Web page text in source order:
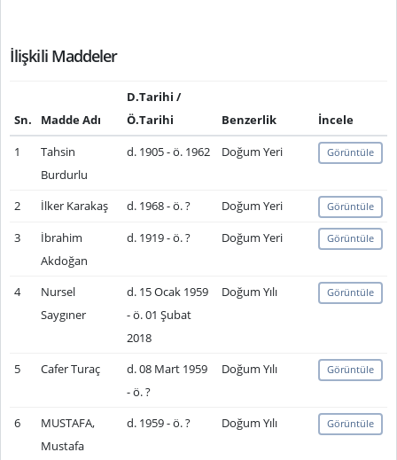
İlişkili Maddeler
Sn. Madde Adı
D.Tarihi /
Ö.Tarihi
Benzerlik
İncele
1
Tahsin
Burdurlu
d. 1905 - ö. 1962 Doğum Yeri Görüntüle
2 İlker Karakaş d. 1968 - ö. ? Doğum Yeri Görüntüle
3
İbrahim
Akdoğan
d. 1919 - ö. ? Doğum Yeri Görüntüle
4
Nursel
Saygıner
d. 15 Ocak 1959
- ö. 01 Şubat
2018
Doğum Yılı Görüntüle
5 Cafer Turaç
d. 08 Mart 1959
- ö. ?
Doğum Yılı Görüntüle
6
MUSTAFA,
Mustafa
d. 1959 - ö. ? Doğum Yılı Görüntüle